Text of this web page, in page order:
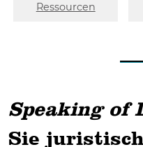
Ressourcen
Speaking of
Sie